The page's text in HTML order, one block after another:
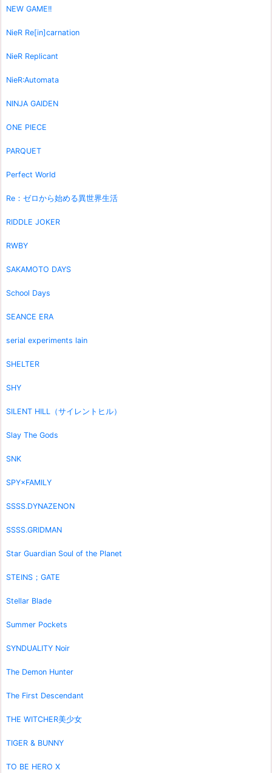
NEW GAME!!
NieR Re[in]carnation
NieR Replicant
NieR:Automata
NINJA GAIDEN
ONE PIECE
PARQUET
Perfect World
Re：ゼロから始める異世界生活
RIDDLE JOKER
RWBY
SAKAMOTO DAYS
School Days
SEANCE ERA
serial experiments lain
SHELTER
SHY
SILENT HILL（サイレントヒル）
Slay The Gods
SNK
SPY×FAMILY
SSSS.DYNAZENON
SSSS.GRIDMAN
Star Guardian Soul of the Planet
STEINS；GATE
Stellar Blade
Summer Pockets
SYNDUALITY Noir
The Demon Hunter
The First Descendant
THE WITCHER美少女
TIGER & BUNNY
TO BE HERO X